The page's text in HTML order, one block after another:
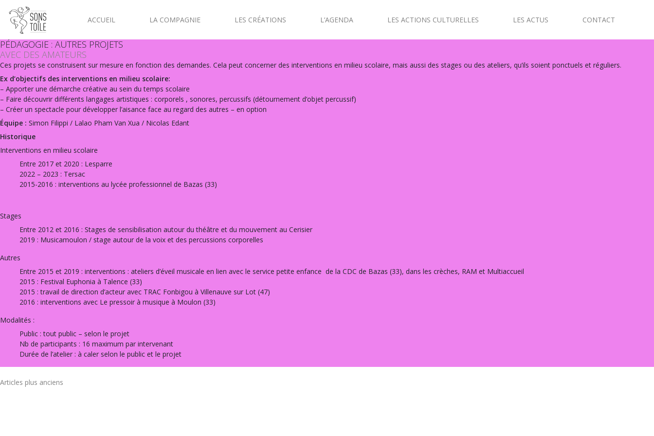
ACCUEIL LA COMPAGNIE LES CRÉATIONS L’AGENDA LES ACTIONS CULTURELLES LES ACTUS CONTACT
PÉDAGOGIE : AUTRES PROJETS
AVEC DES AMATEURS
Ces projets se construisent sur mesure en fonction des demandes. Cela peut concerner des interventions en milieu scolaire, mais aussi des stages ou des ateliers, qu’ils soient ponctuels et réguliers.
Ex d’objectifs des interventions en milieu scolaire:
– Apporter une démarche créative au sein du temps scolaire
– Faire découvrir différents langages artistiques : corporels , sonores, percussifs (détournement d’objet percussif)
– Créer un spectacle pour développer l’aisance face au regard des autres – en option
Équipe : Simon Filippi / Lalao Pham Van Xua / Nicolas Edant
Historique
Interventions en milieu scolaire
Entre 2017 et 2020 : Lesparre
2022 – 2023 : Tersac
2015-2016 : interventions au lycée professionnel de Bazas (33)
Stages
Entre 2012 et 2016 : Stages de sensibilisation autour du théâtre et du mouvement au Cerisier
2019 : Musicamoulon / stage autour de la voix et des percussions corporelles
Autres
Entre 2015 et 2019 : interventions : ateliers d’éveil musicale en lien avec le service petite enfance de la CDC de Bazas (33), dans les crèches, RAM et Multiaccueil
2015 : Festival Euphonia à Talence (33)
2015 : travail de direction d’acteur avec TRAC Fonbigou à Villenauve sur Lot (47)
2016 : interventions avec Le pressoir à musique à Moulon (33)
Modalités :
Public : tout public – selon le projet
Nb de participants : 16 maximum par intervenant
Durée de l’atelier : à caler selon le public et le projet
NAVIGATION
Articles plus anciens